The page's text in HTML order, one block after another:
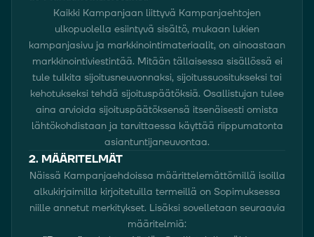
Kaikki Kampanjaan liittyvä Kampanjaehtojen
ulkopuolella esiintyvä sisältö, mukaan lukien
kampanjasivu ja markkinointimateriaalit, on ainoastaan
markkinointiviestintää. Mitään tällaisessa sisällössä ei
tule tulkita sijoitusneuvonnaksi, sijoitussuositukseksi tai
kehotukseksi tehdä sijoituspäätöksiä. Osallistujan tulee
aina arvioida sijoituspäätöksensä itsenäisesti omista
lähtökohdistaan ja tarvittaessa käyttää riippumatonta
asiantuntijaneuvontaa.
2. MÄÄRITELMÄT
Näissä Kampanjaehdoissa määrittelemättömillä isoilla
alkukirjaimilla kirjoitetuilla termeillä on Sopimuksessa
niille annetut merkitykset. Lisäksi sovelletaan seuraavia
määritelmiä: